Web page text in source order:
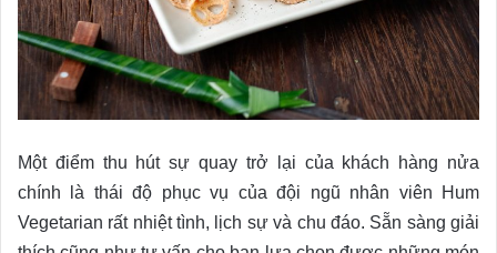
Một điểm thu hút sự quay trở lại của khách hàng nửa
chính là thái độ phục vụ của đội ngũ nhân viên Hum
Vegetarian rất nhiệt tình, lịch sự và chu đáo. Sẵn sàng giải